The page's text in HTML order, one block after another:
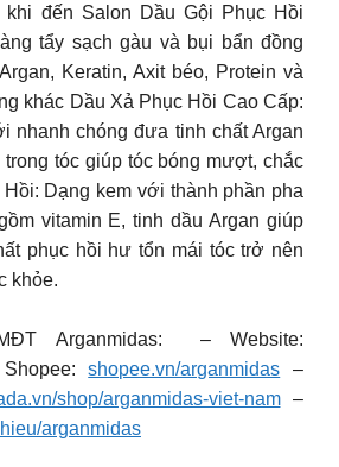
đến Salon Dầu Gội Phục Hồi
tẩy sạch gàu và bụi bẩn đồng
Keratin, Axit béo, Protein và
khác Dầu Xả Phục Hồi Cao Cấp:
nhanh chóng đưa tinh chất Argan
trong tóc giúp tóc bóng mượt, chắc
Dạng kem với thành phần pha
vitamin E, tinh dầu Argan giúp
phục hồi hư tổn mái tóc trở nên
khỏe.
Arganmidas: – Website:
shopee.vn/arganmidas –
shop/arganmidas-viet-nam–
arganmidas